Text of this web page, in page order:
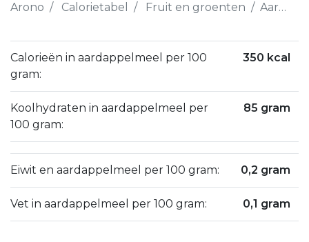
Arono Calorietabel Fruit en groenten Aardappelmeel
Calorieën in aardappelmeel per 100
gram:
350 kcal
Koolhydraten in aardappelmeel per
100 gram:
85 gram
Eiwit en aardappelmeel per 100 gram: 0,2 gram
Vet in aardappelmeel per 100 gram: 0,1 gram